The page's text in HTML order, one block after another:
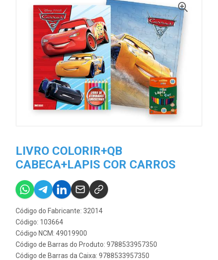
LIVRO COLORIR+QB
CABECA+LAPIS COR CARROS
Código do Fabricante: 32014
Código: 103664
Código NCM: 49019900
Código de Barras do Produto: 9788533957350
Código de Barras da Caixa: 9788533957350